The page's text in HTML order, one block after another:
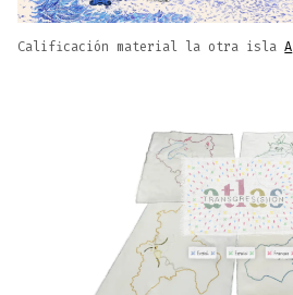
Calificación material la otra islaA